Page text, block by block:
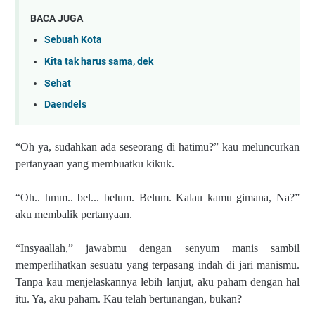
BACA JUGA
Sebuah Kota
Kita tak harus sama, dek
Sehat
Daendels
“Oh ya, sudahkan ada seseorang di hatimu?” kau meluncurkan
pertanyaan yang membuatku kikuk.
“Oh.. hmm.. bel... belum. Belum. Kalau kamu gimana, Na?”
aku membalik pertanyaan.
“Insyaallah,” jawabmu dengan senyum manis sambil
memperlihatkan sesuatu yang terpasang indah di jari manismu.
Tanpa kau menjelaskannya lebih lanjut, aku paham dengan hal
itu. Ya, aku paham. Kau telah bertunangan, bukan?